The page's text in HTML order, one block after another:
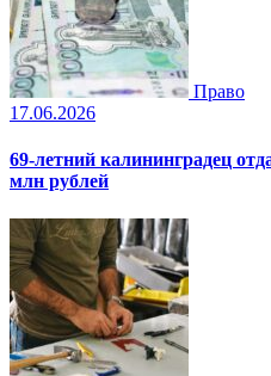
Право
17.06.2026
69-летний калининградец
млн рублей